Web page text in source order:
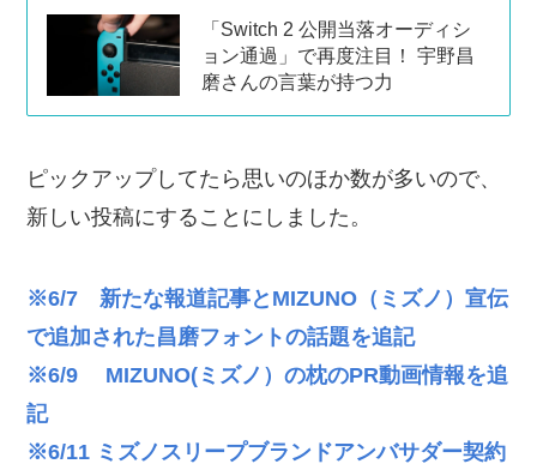
「Switch 2 公開当落オーディシ
ョン通過」で再度注目！ 宇野昌
磨さんの言葉が持つ力
ピックアップしてたら思いのほか数が多いので、
新しい投稿にすることにしました。
※6/7 新たな報道記事とMIZUNO（ミズノ）宣伝
で追加された昌磨フォントの話題を追記
※6/9 MIZUNO(ミズノ）の枕のPR動画情報を追
記
※6/11 ミズノスリープブランドアンバサダー契約